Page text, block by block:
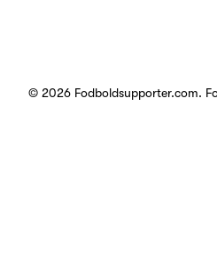
© 2026 Fodboldsupporter.com.